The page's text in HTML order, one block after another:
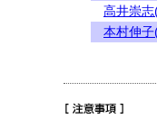
高井崇
本村伸